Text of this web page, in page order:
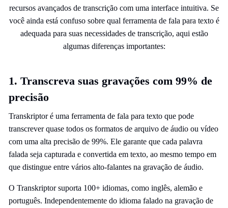
recursos avançados de transcrição com uma interface intuitiva. Se
você ainda está confuso sobre qual ferramenta de fala para texto é
adequada para suas necessidades de transcrição, aqui estão
algumas diferenças importantes:
1. Transcreva suas gravações com 99% de
precisão
Transkriptor é uma ferramenta de fala para texto que pode
transcrever quase todos os formatos de arquivo de áudio ou vídeo
com uma alta precisão de 99%. Ele garante que cada palavra
falada seja capturada e convertida em texto, ao mesmo tempo em
que distingue entre vários alto-falantes na gravação de áudio.
O Transkriptor suporta 100+ idiomas, como inglês, alemão e
português. Independentemente do idioma falado na gravação de